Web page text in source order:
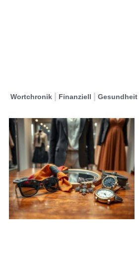
Wortchronik Finanziell Gesundheit